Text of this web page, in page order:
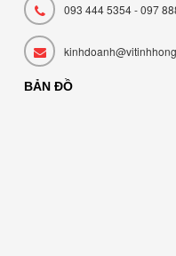
093 444 5354 - 097
BẢN ĐỒ